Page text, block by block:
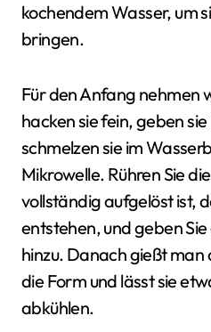
kochendem Wasser, um
bringen.
Für den Anfang nehmen
hacken sie fein, geben
schmelzen sie im
Mikrowelle. Rühren Sie
vollständig aufgelöst ist,
entstehen, und geben
hinzu. Danach gießt man
die Form und lässt sie
abkühlen.